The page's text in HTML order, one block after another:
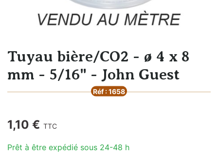
Tuyau bière/CO2 - ø 4 x 8
mm - 5/16" - John Guest
Réf : 1658
1,10 € TTC
Prêt à être expédié sous 24-48 h